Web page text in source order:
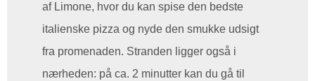
af Limone, hvor du kan spise den bedste
italienske pizza og nyde den smukke udsigt
fra promenaden. Stranden ligger også i
nærheden: på ca. 2 minutter kan du gå til